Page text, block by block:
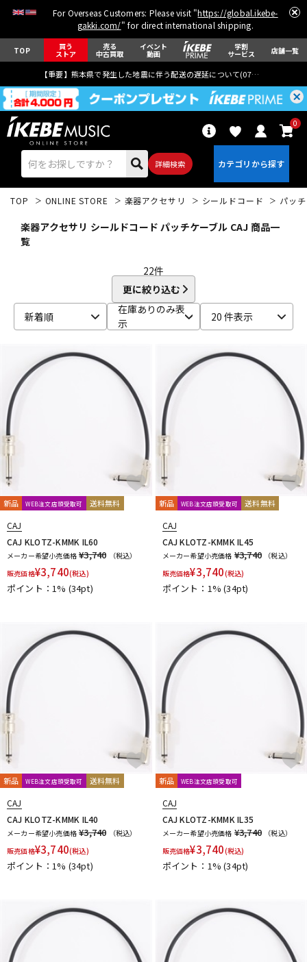
For Overseas Customers: Please visit "https://global.ikebe-
gakki.com/" for direct international shipping.
TOP 買う
ストア
売る
中古買取
イベント
動画
学割
サービス 店舗一覧
【重要】熊本県で発生した地震に伴う配送の遅延について(07月29日
詳細検索
0
ベース ウクレレ
DJ機器 DTM
TOP ONLINE STORE 楽器アクセサリ シールドコード パッ
楽器アクセサリ シールドコード パッチケーブル CAJ 商品一
覧
22件
更に絞り込む
新着順
在庫ありのみ表
示
20 件表示
新品 WEB注文店頭受取可 送料無料
CAJ
CAJ KLOTZ-KMMK IL60
メーカー希望小売価格 ¥3,740
（税込）
販売価格¥3,740(税込)
ポイント：1% (34pt)
新品 WEB注文店頭受取可 送料無料
CAJ
CAJ KLOTZ-KMMK IL45
メーカー希望小売価格 ¥3,740
（税込）
販売価格¥3,740(税込)
ポイント：1%(34pt)
新品 WEB注文店頭受取可 送料無料
CAJ
CAJ KLOTZ-KMMK IL40
メーカー希望小売価格 ¥3,740
（税込）
販売価格¥3,740(税込)
ポイント：1% (34pt)
新品 WEB注文店頭受取可
CAJ
CAJ KLOTZ-KMMK IL35
メーカー希望小売価格 ¥3,740
（税込）
販売価格¥3,740(税込)
ポイント：1%(34pt)